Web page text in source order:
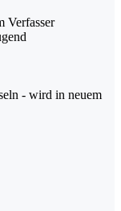
Verfasser
- wird in neuem